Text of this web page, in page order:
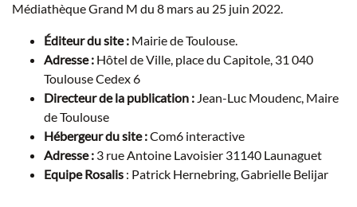
Médiathèque Grand M du 8 mars au 25 juin 2022.
Éditeur du site : Mairie de Toulouse.
Adresse : Hôtel de Ville, place du Capitole, 31 040
Toulouse Cedex 6
Directeur de la publication : Jean-Luc Moudenc, Maire
de Toulouse
Hébergeur du site :Com6 interactive
Adresse : 3 rue Antoine Lavoisier 31140 Launaguet
Equipe Rosalis : Patrick Hernebring, Gabrielle Belijar